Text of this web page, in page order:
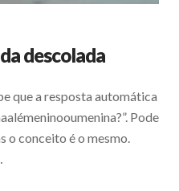
descolada
que a resposta automática
Pode
o conceito é o mesmo.